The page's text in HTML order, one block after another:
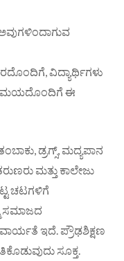
ವಿದ್ಯಾರ್ಥಿಗಳು
ಈ
ಡ್ರಗ್ಸ್, ಮದ್ಯಪಾನ
ಮತ್ತು ಕಾಲೇಜು
ಚಟಗಳಿಗೆ
ಸಮಾಜದ
ಇದೆ. ಪ್ರೌಢಶಿಕ್ಷಣ
ಸೂಕ್ತ.